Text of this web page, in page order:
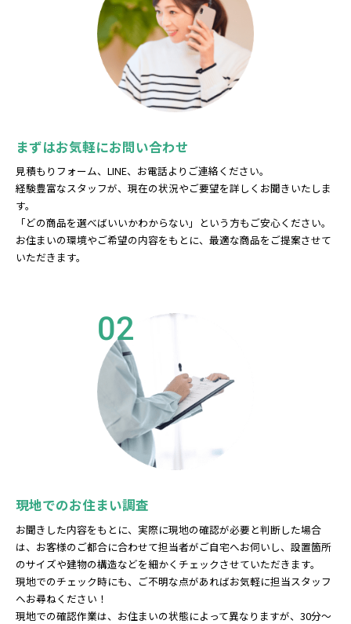
まずはお気軽にお問い合わせ
見積もりフォーム、LINE、お電話よりご連絡ください。
経験豊富なスタッフが、現在の状況やご要望を詳しくお聞きいたしま
す。
「どの商品を選べばいいかわからない」という方もご安心ください。
お住まいの環境やご希望の内容をもとに、最適な商品をご提案させて
いただきます。
02
現地でのお住まい調査
お聞きした内容をもとに、実際に現地の確認が必要と判断した場合
は、お客様のご都合に合わせて担当者がご自宅へお伺いし、設置箇所
のサイズや建物の構造などを細かくチェックさせていただきます。
現地でのチェック時にも、ご不明な点があればお気軽に担当スタッフ
へお尋ねください！
現地での確認作業は、お住まいの状態によって異なりますが、30分～